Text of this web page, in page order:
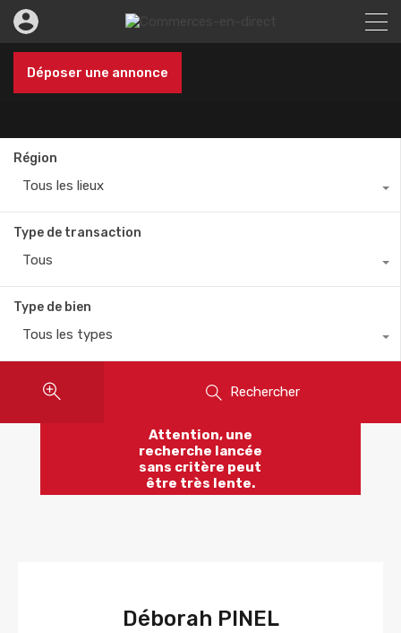
Déposer une annonce
Région
Tous les lieux
Type de transaction
Tous
Type de bien
Tous les types
Rechercher
Attention, une
recherche lancée
sans critère peut
être très lente.
Déborah PINEL